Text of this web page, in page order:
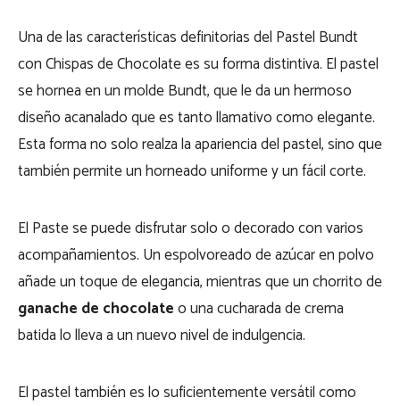
Una de las características definitorias del Pastel Bundt
con Chispas de Chocolate es su forma distintiva. El pastel
se hornea en un molde Bundt, que le da un hermoso
diseño acanalado que es tanto llamativo como elegante.
Esta forma no solo realza la apariencia del pastel, sino que
también permite un horneado uniforme y un fácil corte.
El Paste se puede disfrutar solo o decorado con varios
acompañamientos. Un espolvoreado de azúcar en polvo
añade un toque de elegancia, mientras que un chorrito de
ganache de chocolateo una cucharada de crema
batida lo lleva a un nuevo nivel de indulgencia.
El pastel también es lo suficientemente versátil como